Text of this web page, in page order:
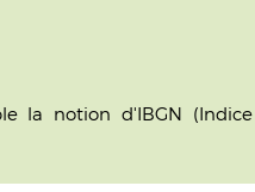
la notion d'IBGN (Indice